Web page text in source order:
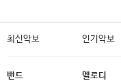
최신악보 인기악보
밴드
멜로디